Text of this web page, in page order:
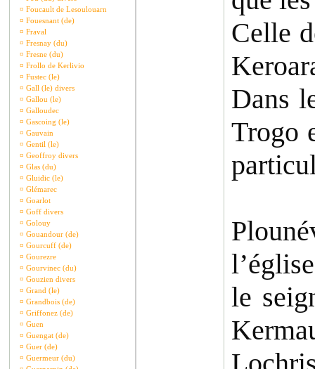
¤ Foucault de Lesoulouarn
¤ Fouesnant (de)
¤ Fraval
¤ Fresnay (du)
¤ Fresne (du)
¤ Frollo de Kerlivio
¤ Fustec (le)
¤ Gall (le) divers
¤ Gallou (le)
¤ Galloudec
¤ Gascoing (le)
¤ Gauvain
¤ Gentil (le)
¤ Geoffroy divers
¤ Glas (du)
¤ Gluidic (le)
¤ Glémarec
¤ Goarlot
¤ Goff divers
¤ Golouy
¤ Gouandour (de)
¤ Gourcuff (de)
¤ Gourezre
¤ Gourvinec (du)
¤ Gouzien divers
¤ Grand (le)
¤ Grandbois (de)
¤ Griffonez (de)
¤ Guen
¤ Guengat (de)
¤ Guer (de)
¤ Guermeur (du)
Celle
Dans
Trogo
le